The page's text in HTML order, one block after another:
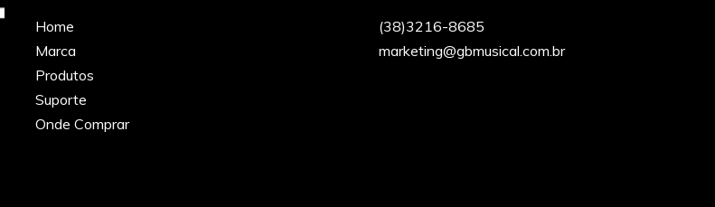
Home
Marca
Produtos
Suporte
Onde Comprar
(38)3216-8685
marketing@gbmusical.com.br